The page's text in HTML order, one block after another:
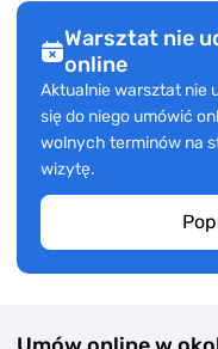
Warsztat nie
online
Aktualnie warsztat nie
się do niego umówić
wolnych terminów na
wizytę.